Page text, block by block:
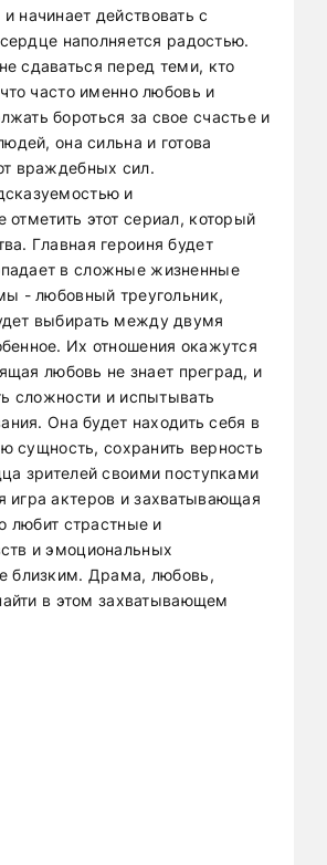
начинает действовать с
наполняется радостью.
сдаваться перед теми, кто
часто именно любовь и
бороться за свое счастье и
она сильна и готова
враждебных сил.
и
этот сериал, который
Главная героиня будет
в сложные жизненные
- любовный треугольник,
выбирать между двумя
Их отношения окажутся
любовь не знает преград, и
сложности и испытывать
Она будет находить себя в
сущность, сохранить верность
зрителей своими поступками
актеров и захватывающая
любит страстные и
и эмоциональных
близким. Драма, любовь,
в этом захватывающем